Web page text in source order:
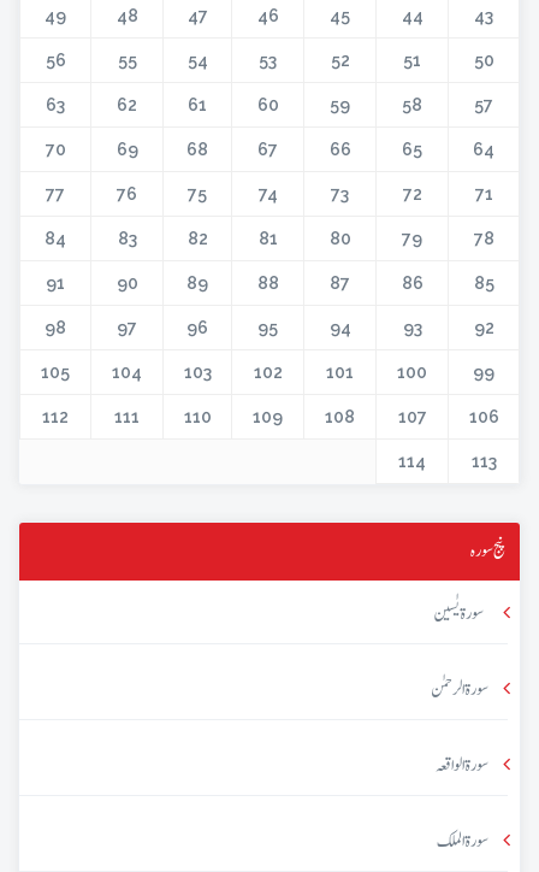
43
44
45
46
47
48
49
50
51
52
53
54
55
56
57
58
59
60
61
62
63
64
65
66
67
68
69
70
71
72
73
74
75
76
77
78
79
80
81
82
83
84
85
86
87
88
89
90
91
92
93
94
95
96
97
98
99
100
101
102
103
104
105
106
107
108
109
110
111
112
113
114
پنج سورہ
سورۃ یٰسین
سورۃ الرحمٰن
سورۃ الواقعہ
سورۃ الملک